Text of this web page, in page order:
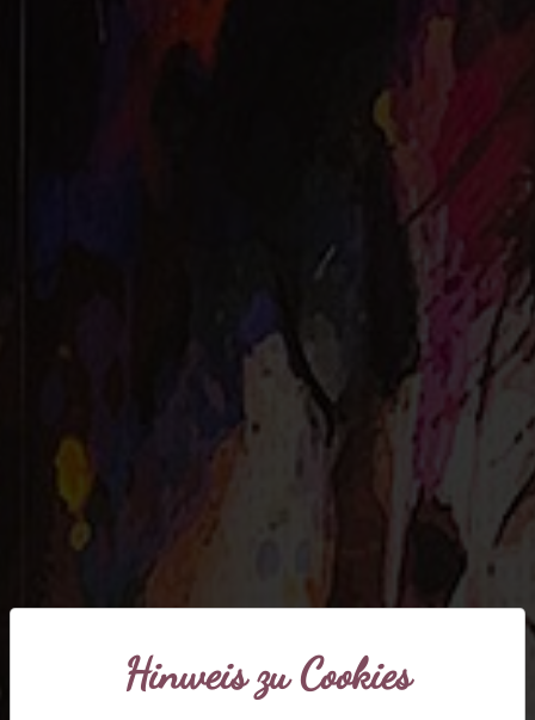
Hinweis zu Cookies